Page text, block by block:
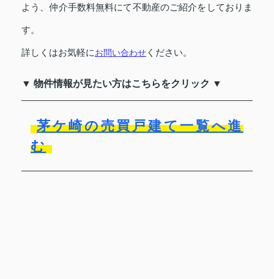
よう、仲介手数料無料にて不動産のご紹介をしておりま
す。
詳しくはお気軽にお問い合わせ ください。
▼ 物件情報が見たい方はこちらをクリック ▼
茅ケ崎の売買戸建て一覧へ進
む